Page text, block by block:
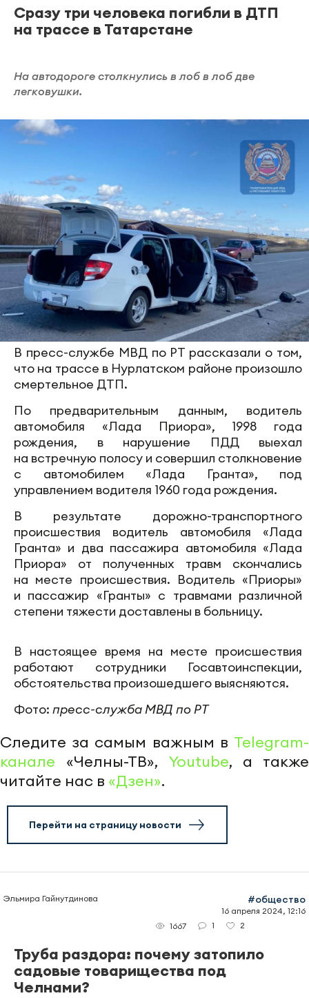
Сразу три человека погибли в ДТП
на трассе в Татарстане
На автодороге столкнулись в лоб в лоб две
легковушки.
В пресс-службе МВД по РТ рассказали о том,
что на трассе в Нурлатском районе произошло
смертельное ДТП.
По предварительным данным, водитель
автомобиля «Лада Приора», 1998 года
рождения, в нарушение ПДД выехал
на встречную полосу и совершил столкновение
с автомобилем «Лада Гранта», под
управлением водителя 1960 года рождения.
В результате дорожно-транспортного
происшествия водитель автомобиля «Лада
Гранта» и два пассажира автомобиля «Лада
Приора» от полученных травм скончались
на месте происшествия. Водитель «Приоры»
и пассажир «Гранты» с травмами различной
степени тяжести доставлены в больницу.
В настоящее время на месте происшествия
работают сотрудники Госавтоинспекции,
обстоятельства произошедшего выясняются.
Фото: пресс-служба МВД по РТ
Следите за самым важным в Telegram-
канале «Челны-ТВ», Youtube, а также
читайте нас в «Дзен».
Перейти на страницу новости
Эльмира Гайнутдинова #общество
16 апреля 2024, 12:16
1667
1 2
Труба раздора: почему затопило
садовые товарищества под
Челнами?